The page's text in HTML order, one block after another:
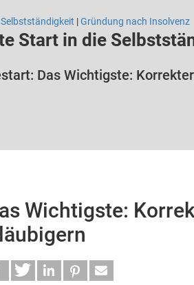
Selbstständigkeit |Gründung nach Insolvenz
Start in die
Das Wichtigste:
Wichtigste: